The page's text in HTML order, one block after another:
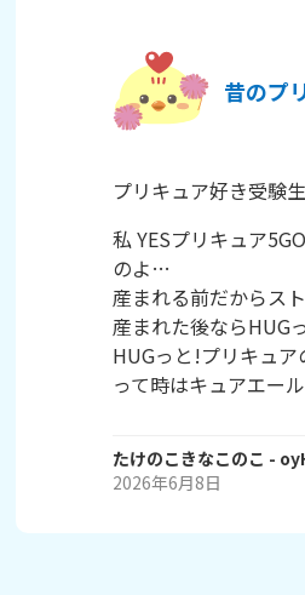
昔のプ
プリキュア好き受験生
私 YESプリキュア
のよ…
産まれる前だからス
産まれた後ならHUG
HUGっと!プリキュ
って時はキュアエー
たけのこきなこのこ -
2026年6月8日